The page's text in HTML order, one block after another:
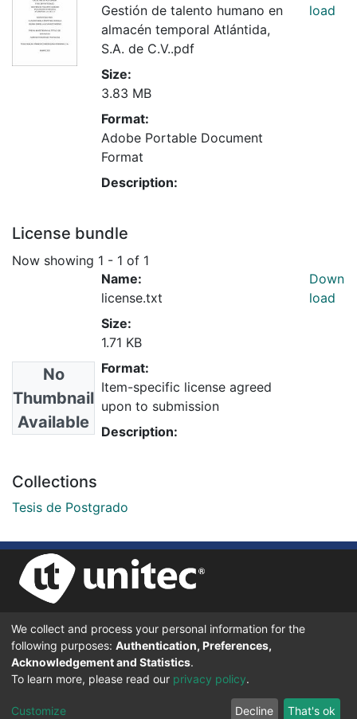
Gestión de talento humano en
almacén temporal Atlántida,
S.A. de C.V..pdf
Size:
3.83 MB
Format:
Adobe Portable Document
Format
Description:
load
License bundle
Now showing 1 - 1 of 1
No
Thumbnail
Available
Name:
license.txt
Size:
1.71 KB
Format:
Item-specific license agreed
upon to submission
Description:
Down
load
Collections
Tesis de Postgrado
UNIVERSIDAD TECNOLÓGICA CENTROAMERICANA UNITEC
BOULEVARD KENNEDY, V-782, FRENTE A RESIDENCIAL HONDURAS.
TEGUCIGALPA, FRANCISCO MORAZÁN, 11101
© 2024 Todos los Derechos Reservados.
Desarrollado en DSpace - Versión 7.6 por |IGNITE
We collect and process your personal information for the
following purposes: Authentication, Preferences,
Acknowledgement and Statistics.
To learn more, please read our privacy policy.
Customize Decline That's ok